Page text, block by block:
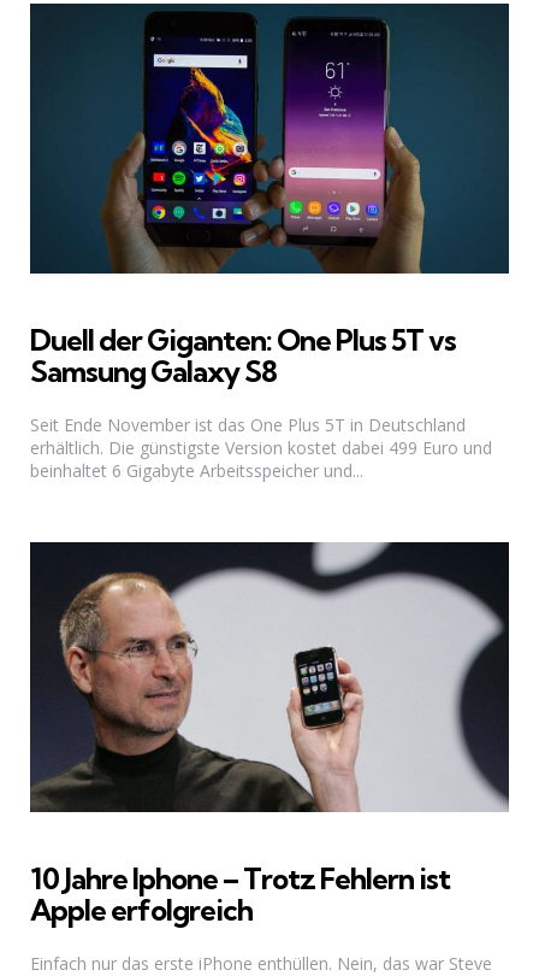
Duell der Giganten: One Plus 5T vs
Samsung Galaxy S8
Seit Ende November ist das One Plus 5T in Deutschland
erhältlich. Die günstigste Version kostet dabei 499 Euro und
beinhaltet 6 Gigabyte Arbeitsspeicher und...
10 Jahre Iphone – Trotz Fehlern ist
Apple erfolgreich
Einfach nur das erste iPhone enthüllen. Nein, das war Steve